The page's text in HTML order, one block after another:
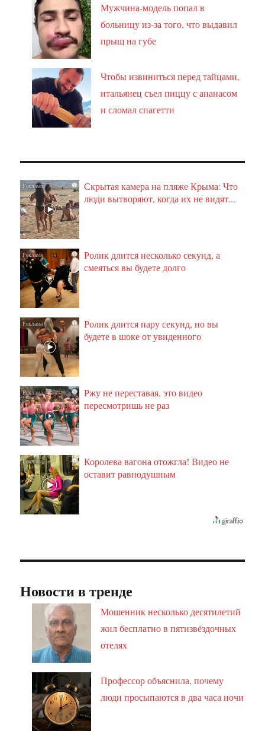
Мужчина-модель попал в
больницу из-за того, что выдавил
прыщ на губе
Чтобы извиниться перед тайцами,
итальянец съел пиццу с ананасом
и сломал спагетти
i
Скрытая камера на пляже Крыма: Что
люди вытворяют, когда их не видят...
i
Ролик длится несколько секунд, а
смеяться вы будете долго
i
Ролик длится пару секунд, но вы
будете в шоке от увиденного
i
Ржу не переставая, это видео
пересмотришь не раз
i
Королева вагона отожгла! Видео не
оставит равнодушным
Новости в тренде
Мошенник несколько десятилетий
жил бесплатно в пятизвёздочных
отелях
Профессор объяснила, почему
люди просыпаются в два часа ночи